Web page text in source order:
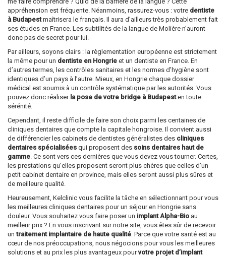
appréhension est fréquente. Néanmoins, rassurez-vous : votre dentiste
à Budapestmaîtrisera le français. Il aura d’ailleurs très probablement fait
ses études en France. Les subtilités de la langue de Molière n’auront
donc pas de secret pour lui.
Par ailleurs, soyons clairs : la règlementation européenne est strictement
la même pour un dentiste en Hongrie et un dentiste en France. En
d’autres termes, les contrôles sanitaires et les normes d’hygiène sont
identiques d’un pays à l’autre. Mieux, en Hongrie chaque dossier
médical est soumis à un contrôle systématique par les autorités. Vous
pouvez donc réaliser la pose de votre bridge à Budapesten toute
sérénité.
Cependant, il reste difficile de faire son choix parmi les centaines de
cliniques dentaires que compte la capitale hongroise. Il convient aussi
de différencier les cabinets de dentistes généralistes des cliniques
dentaires spécialisées qui proposent des soins dentaires haut de
gamme. Ce sont vers ces dernières que vous devez vous tourner. Certes,
les prestations qu’elles proposent seront plus chères que celles d’un
petit cabinet dentaire en province, mais elles seront aussi plus sûres et
de meilleure qualité.
Heureusement, Kelclinic vous facilite la tâche en sélectionnant pour vous
les meilleures cliniques dentaires pour un séjour en Hongrie sans
douleur. Vous souhaitez vous faire poser un implant Alpha-Bio au
meilleur prix ? En vous inscrivant sur notre site, vous êtes sûr de recevoir
untraitement implantaire de haute qualité. Parce que votre santé est au
cœur de nos préoccupations, nous négocions pour vous les meilleures
solutions et au prix les plus avantageux pourvotre projet d’implant